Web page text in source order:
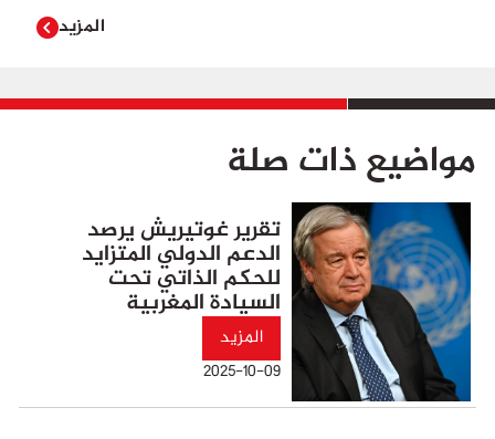
المزيد
مواضيع ذات صلة
تقرير غوتيريش يرصد
الدعم الدولي المتزايد
للحكم الذاتي تحت
السيادة المغربية
المزيد
2025-10-09